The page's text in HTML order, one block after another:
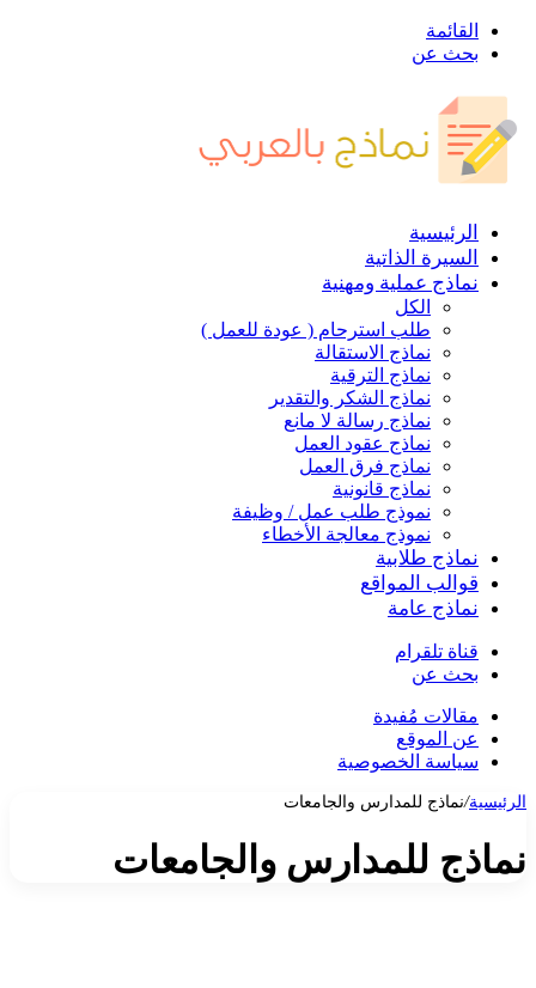
القائمة
بحث عن
الرئيسية
السيرة الذاتية
نماذج عملية ومهنية
الكل
طلب استرحام ( عودة للعمل )
نماذج الاستقالة
نماذج الترقية
نماذج الشكر والتقدير
نماذج رسالة لا مانع
نماذج عقود العمل
نماذج فرق العمل
نماذج قانونية
نموذج طلب عمل / وظيفة
نموذج معالجة الأخطاء
نماذج طلابية
قوالب المواقع
نماذج عامة
قناة تلقرام
بحث عن
مقالات مُفيدة
عن الموقع
سياسة الخصوصية
الرئيسية/نماذج للمدارس والجامعات
نماذج للمدارس والجامعات